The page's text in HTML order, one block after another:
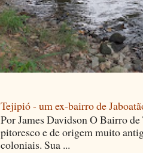
Tejipió - um ex-bairro de
Por James Davidson O Bairro
pitoresco e de origem muito
coloniais. Sua ...